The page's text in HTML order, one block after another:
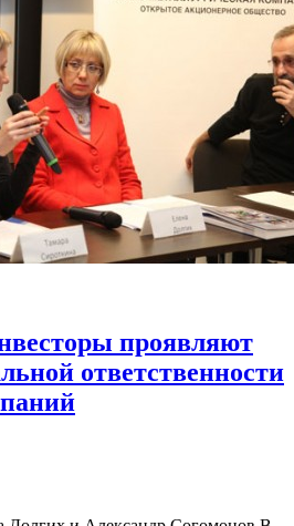
проявляют
ответственности